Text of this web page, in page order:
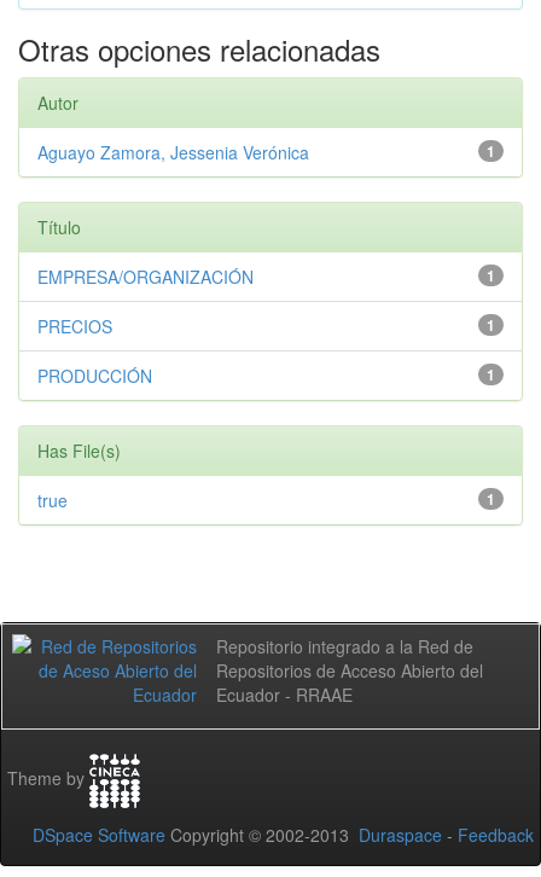
Otras opciones relacionadas
Autor
1
Aguayo Zamora, Jessenia Verónica
Título
1
EMPRESA/ORGANIZACIÓN
1
PRECIOS
1
PRODUCCIÓN
Has File(s)
1
true
Repositorio integrado a la Red de
Repositorios de Acceso Abierto del
Ecuador - RRAAE
Theme by
DSpace Software Copyright © 2002-2013 Duraspace - Feedback